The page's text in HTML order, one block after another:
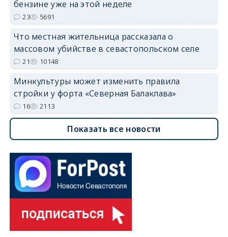
бензине уже на этой неделе
23 5691
Что местная жительница рассказала о
массовом убийстве в севастопольском селе
21 10148
Минкультуры может изменить правила
стройки у форта «Северная Балаклава»
16 2113
Показать все новости